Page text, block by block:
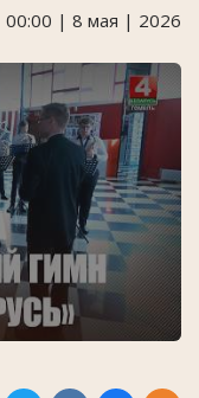
00:00 | 8 мая | 2026